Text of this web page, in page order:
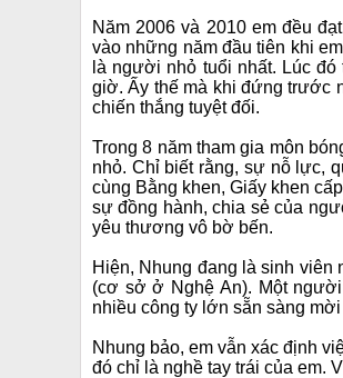
Năm 2006 và 2010 em đều
vào những năm đầu tiên khi
là người nhỏ tuổi nhất. Lúc
giờ. Ấy thế mà khi đứng trước
chiến thắng tuyệt đối.
Trong 8 năm tham gia môn
nhỏ. Chỉ biết rằng, sự nỗ lực,
cùng Bằng khen, Giấy khen
sự đồng hành, chia sẻ của
yêu thương vô bờ bến.
Hiện, Nhung đang là sinh
(cơ sở ở Nghệ An). Một
nhiều công ty lớn sẵn sàng
Nhung bảo, em vẫn xác định
đó chỉ là nghề tay trái của em.